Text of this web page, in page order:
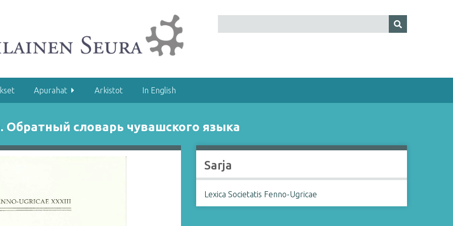
Apurahat Arkistot In English
Обратный словарь чувашского языка
Sarja
Lexica Societatis Fenno-Ugricae